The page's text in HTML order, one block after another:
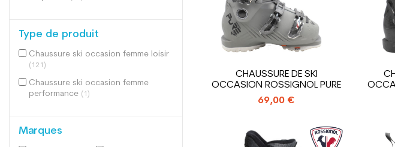
Type de produit
Chaussure ski occasion femme loisir
(121)
Chaussure ski occasion femme
performance (1)
Marques
CHAUSSURE DE SKI
OCCASION ROSSIGNOL PURE
69,00 €